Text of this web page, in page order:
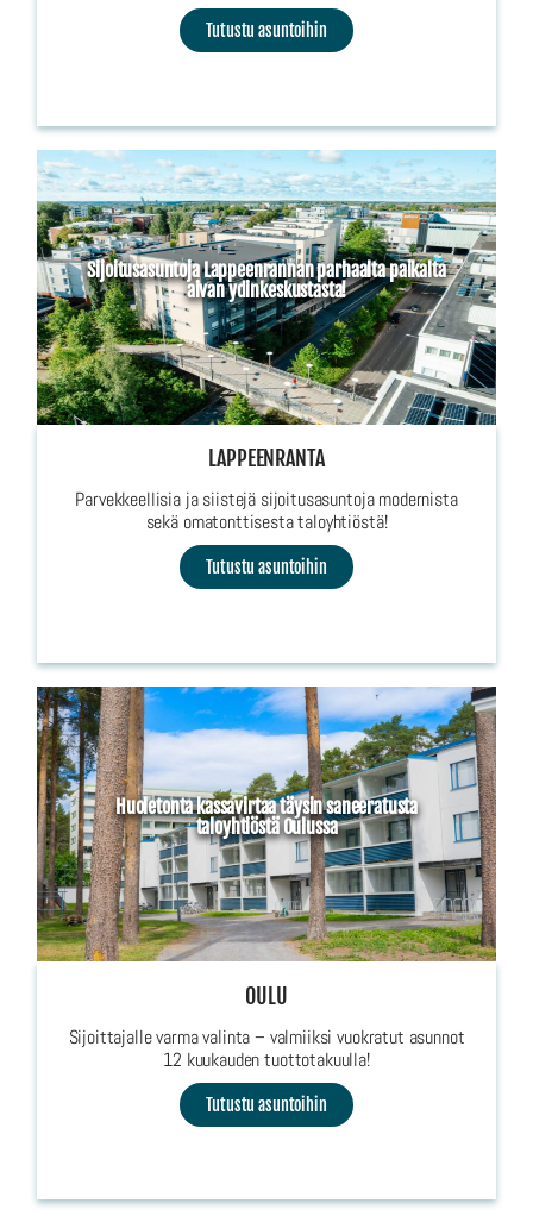
Tutustu asuntoihin
Sijoitusasuntoja Lappeenrannan parhaalta paikalta
aivan ydinkeskustasta!
LAPPEENRANTA
Parvekkeellisia ja siistejä sijoitusasuntoja modernista
sekä omatonttisesta taloyhtiöstä!
Tutustu asuntoihin
Huoletonta kassavirtaa täysin saneeratusta
taloyhtiöstä Oulussa
OULU
Sijoittajalle varma valinta – valmiiksi vuokratut asunnot
12 kuukauden tuottotakuulla!
Tutustu asuntoihin